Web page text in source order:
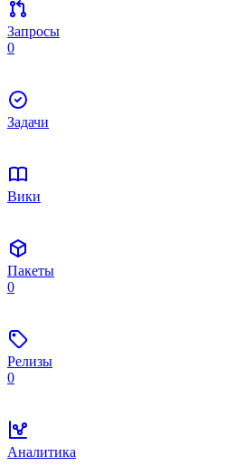
Запросы
0
Задачи
Вики
Пакеты
0
Релизы
0
Аналитика